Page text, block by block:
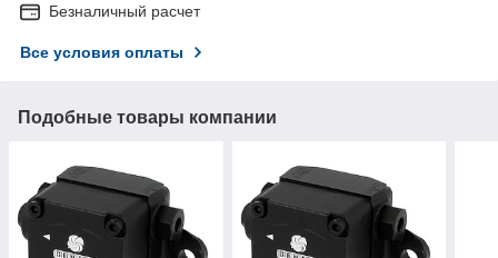
Безналичный расчет
Все условия оплаты
Подобные товары компании